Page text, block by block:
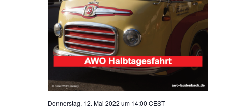
i
o
Donnerstag, 12. Mai 2022 um 14:00 CEST